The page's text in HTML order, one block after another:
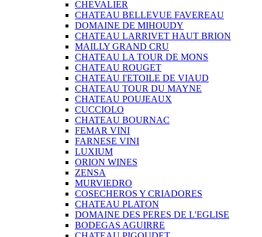
CHEVALIER
CHATEAU BELLEVUE FAVEREAU
DOMAINE DE MIHOUDY
CHATEAU LARRIVET HAUT BRION
MAILLY GRAND CRU
CHATEAU LA TOUR DE MONS
CHATEAU ROUGET
CHATEAU I'ETOILE DE VIAUD
CHATEAU TOUR DU MAYNE
CHATEAU POUJEAUX
CUCCIOLO
CHATEAU BOURNAC
FEMAR VINI
FARNESE VINI
LUXIUM
ORION WINES
ZENSA
MURVIEDRO
COSECHEROS Y CRIADORES
CHATEAU PLATON
DOMAINE DES PERES DE L'EGLISE
BODEGAS AGUIRRE